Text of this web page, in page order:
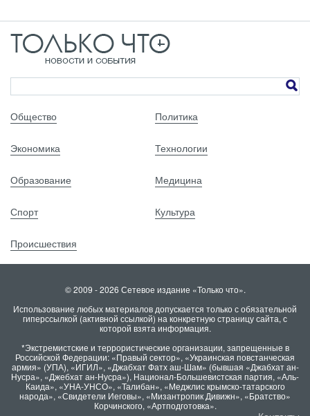
Общество Политика
Экономика Технологии
Образование Медицина
Спорт Культура
Происшествия
© 2009 - 2026 Сетевое издание «Только что».
Использование любых материалов допускается только с обязательной
гиперссылкой (активной ссылкой) на конкретную страницу сайта, с
которой взята информация.
*Экстремистские и террористические организации, запрещенные в
Российской Федерации: «Правый сектор», «Украинская повстанческая
армия» (УПА), «ИГИЛ», «Джабхат Фатх аш-Шам» (бывшая «Джабхат ан-
Нусра», «Джебхат ан-Нусра»), Национал-Большевистская партия, «Аль-
Каида», «УНА-УНСО», «Талибан», «Меджлис крымско-татарского
народа», «Свидетели Иеговы», «Мизантропик Дивижн», «Братство»
Корчинского, «Артподготовка».